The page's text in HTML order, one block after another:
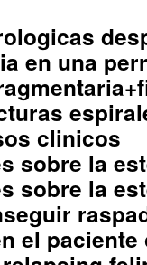
en una
clinicos
sobre la
sobre la
el